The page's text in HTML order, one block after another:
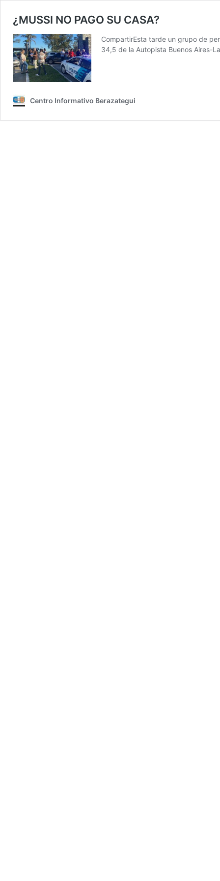
¿MUSSI NO PAGO SU CASA?
CompartirEsta tarde un grupo de
34,5 de la Autopista Buenos Aires-
Centro Informativo Berazategui